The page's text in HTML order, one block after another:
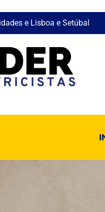
e Lisboa e Setúbal